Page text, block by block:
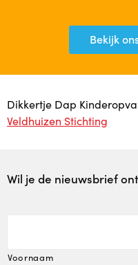
Bekijk
Dikkertje Dap
Veldhuizen Stichting
Wil je de nieuwsbrief
Voornaam